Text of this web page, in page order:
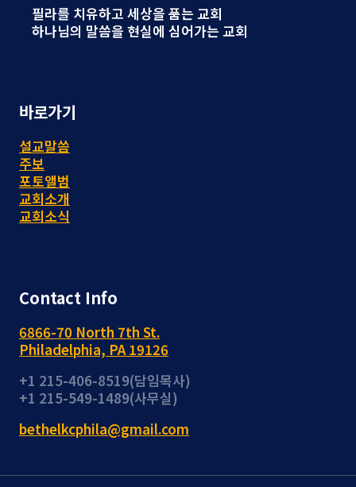
필라를 치유하고 세상을 품는 교회
하나님의 말씀을 현실에 심어가는 교회
바로가기
설교말씀
주보
포토앨범
교회소개
교회소식
Contact Info
6866-70 North 7th St.
Philadelphia, PA 19126
+1 215-406-8519(담임목사)
+1 215-549-1489(사무실)
bethelkcphila@gmail.com